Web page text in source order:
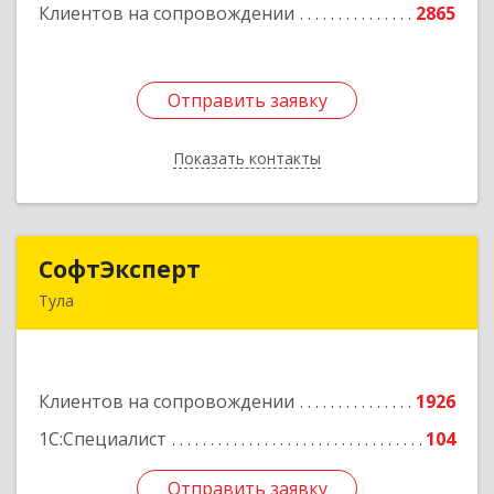
Клиентов на сопровождении 2865
Отправить заявку
Показать контакты
Подробнее
Отправить заявку
Назад
СофтЭксперт
Тула
Клиентов на сопровождении
1926
1С:Специалист
104
Отправить заявку
Подробнее
Отправить заявку